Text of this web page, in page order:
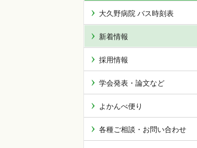
大久野病院 バス時刻表
新着情報
採用情報
学会発表・論文など
よかんべ便り
各種ご相談・お問い合わせ